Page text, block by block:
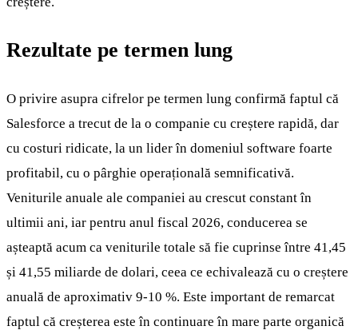
Rezultate pe termen lung
O privire asupra cifrelor pe termen lung confirmă faptul că
Salesforce a trecut de la o companie cu creștere rapidă, dar
cu costuri ridicate, la un lider în domeniul software foarte
profitabil, cu o pârghie operațională semnificativă.
Veniturile anuale ale companiei au crescut constant în
ultimii ani, iar pentru anul fiscal 2026, conducerea se
așteaptă acum ca veniturile totale să fie cuprinse între 41,45
și 41,55 miliarde de dolari, ceea ce echivalează cu o creștere
anuală de aproximativ 9-10 %. Este important de remarcat
faptul că creșterea este în continuare în mare parte organică